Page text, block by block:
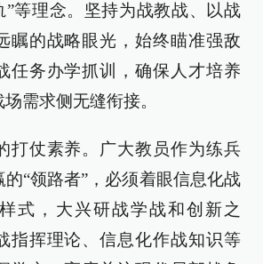
”等理念。坚持为战教战、以战
瞩的战略眼光，始终瞄准强敌
任务办学抓训，确保人才培养
需求侧无缝衔接。
打仗素养。广大教员作为练兵
“领路者”，必须着眼信息化战
式，大兴研战学战和创新之
指挥理论、信息化作战知识等